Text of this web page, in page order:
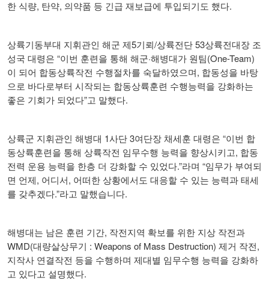
한 식량, 탄약, 의약품 등 긴급 재보급에 투입되기도 했다.
상륙기동부대 지휘관인 해군 제 5기뢰 /상륙전단 53상륙전대장 조
성국 대령은 “이번 훈련을 통해 해군·해병대가 원팀(One-Team)
이 되어 합동상륙작전 수행절차를 숙달하였으며 , 합동성을 바탕
으로 바다로부터 시작되는 합동상륙훈련 수행능력을 강화하는
좋은 기회가 되었다”고 말했다.
상륙군 지휘관인 해병대 1사단 3여단장 채세훈 대령은 “이번 합
동상륙훈련을 통해 상륙작전 임무수행 능력을 향상시키고, 합동
전력 운용 능력을 한층 더 강화할 수 있었다.”라며 “임무가 부여되
면 언제 , 어디서 , 어떠한 상황에서도 대응할 수 있는 능력과 태세
를 갖추겠다.”라고 말했습니다.
해병대는 남은 훈련 기간, 작전지역 확보를 위한 지상 작전과
WMD(대량살상무기 : Weapons of Mass Destruction) 제거 작전,
지작사 연결작전 등을 수행하며 제대별 임무수행 능력을 강화하
고 있다고 설명했다.